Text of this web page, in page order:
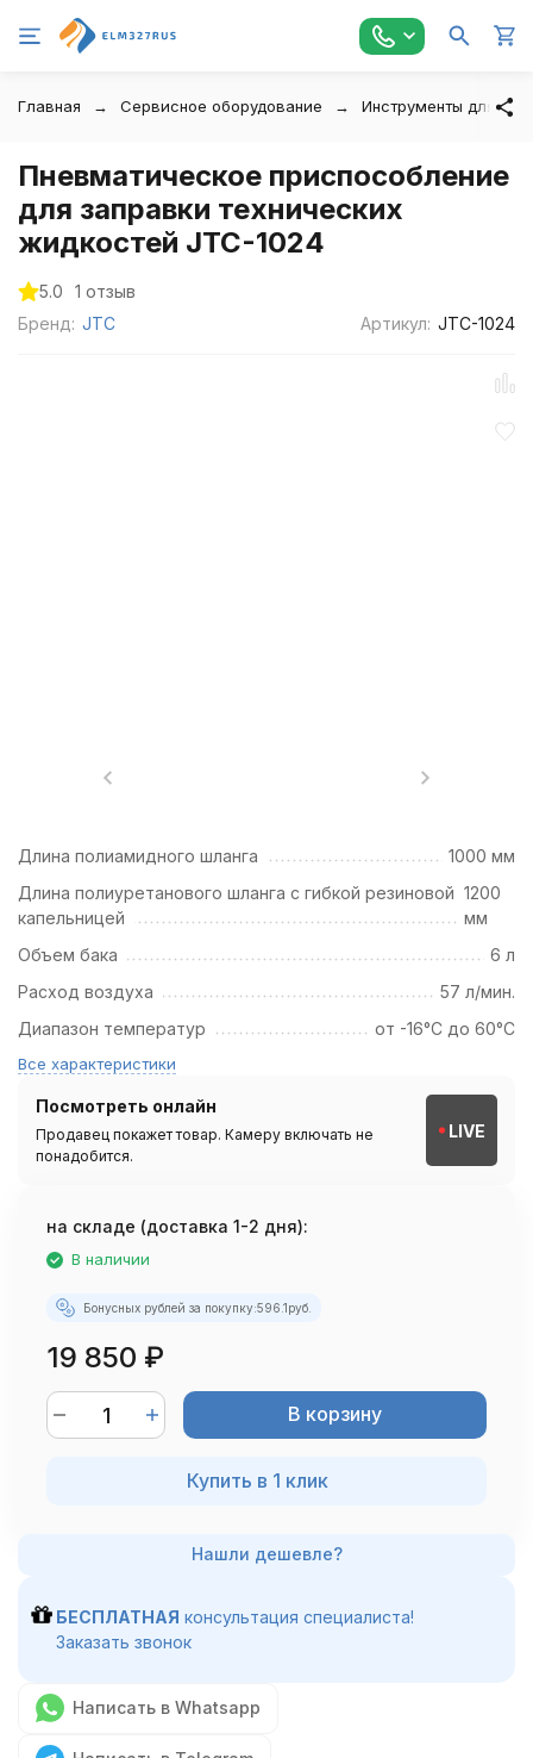
Главная Сервисное оборудование Инструменты для
Пневматическое приспособление
для заправки технических
жидкостей JTC-1024
5.0
1 отзыв
Бренд: JTC Артикул: JTC-1024
Длина полиамидного шланга
1000 мм
Длина полиуретанового шланга с гибкой резиновой
капельницей
1200
мм
Объем бака
6 л
Расход воздуха
57 л/мин.
Диапазон температур
от -16°С до 60°С
Все характеристики
Посмотреть онлайн
Продавец покажет товар. Камеру включать не
понадобится.
LIVE
на складе (доставка 1-2 дня):
В наличии
Бонусных рублей за покупку:596.1руб.
19 850 ₽
В корзину
Купить в 1 клик
БЕСПЛАТНАЯ консультация специалиста!
Заказать звонок
Написать в Whatsapp